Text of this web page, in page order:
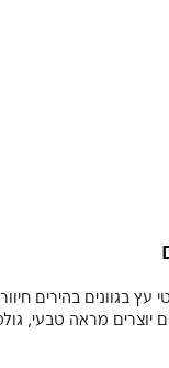
עץ בגוונים בהירים
יוצרים מראה טבעי,